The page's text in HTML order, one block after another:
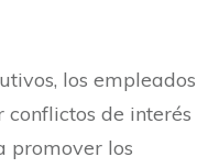
los empleados
de interés
promover los